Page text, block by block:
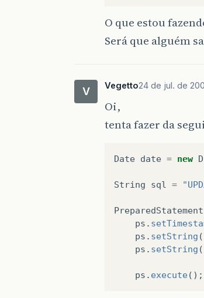
O que estou
Será que alguém
V Vegetto24 de jul. de
Oi,
tenta fazer da
Date date = new
String sql =
PreparedStatement
ps .
ps . setString (
ps . setString (
ps . execute();